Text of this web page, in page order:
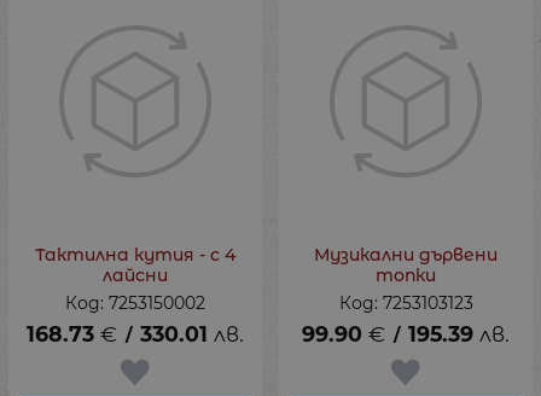
Тактилна кутия - с 4
лайсни
Код: 7253150002
168.73 € / 330.01 лв.
Музикални дървени
топки
Код: 7253103123
99.90 € / 195.39 лв.